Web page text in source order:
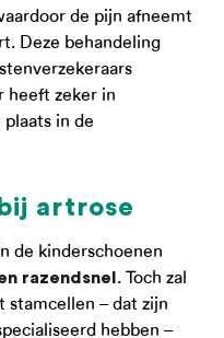
de pijn afneemt
Deze behandeling
heeft zeker in
in de
artrose
de kinderschoenen
razendsnel . Toch zal
– dat zijn
hebben –